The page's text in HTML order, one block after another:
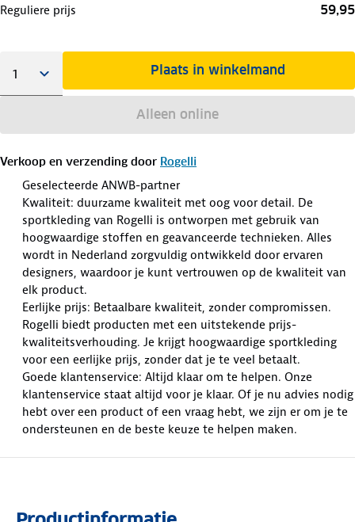
Reguliere prijs 59,95
Plaats in winkelmand
Alleen online
Verkoop en verzending door Rogelli
Geselecteerde ANWB-partner
Kwaliteit: duurzame kwaliteit met oog voor detail. De
sportkleding van Rogelli is ontworpen met gebruik van
hoogwaardige stoffen en geavanceerde technieken. Alles
wordt in Nederland zorgvuldig ontwikkeld door ervaren
designers, waardoor je kunt vertrouwen op de kwaliteit van
elk product.
Eerlijke prijs: Betaalbare kwaliteit, zonder compromissen.
Rogelli biedt producten met een uitstekende prijs-
kwaliteitsverhouding. Je krijgt hoogwaardige sportkleding
voor een eerlijke prijs, zonder dat je te veel betaalt.
Goede klantenservice: Altijd klaar om te helpen. Onze
klantenservice staat altijd voor je klaar. Of je nu advies nodig
hebt over een product of een vraag hebt, we zijn er om je te
ondersteunen en de beste keuze te helpen maken.